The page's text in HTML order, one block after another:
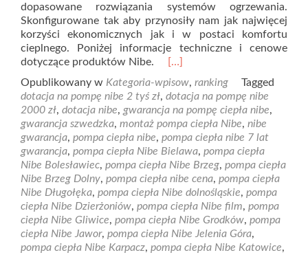
dopasowane rozwiązania systemów ogrzewania.
Skonfigurowane tak aby przynosiły nam jak najwięcej
korzyści ekonomicznych jak i w postaci komfortu
cieplnego. Poniżej informacje techniczne i cenowe
dotyczące produktów Nibe.
Read
about
Pompa
ciepła
Nibe,
modele,typy,
dotacja
szwedzka,
montaż
w
cenie.
[…]
Opublikowany w Kategoria-wpisow, ranking
Tagged
dotacja na pompę nibe 2 tyś zł, dotacja na pompę nibe
2000 zł, dotacja nibe, gwarancja na pompę ciepła nibe,
gwarancja szwedzka, montaż pompa ciepła Nibe, nibe
gwarancja, pompa ciepła nibe, pompa ciepła nibe 7 lat
gwarancja, pompa ciepła Nibe Bielawa, pompa ciepła
Nibe Bolesławiec, pompa ciepła Nibe Brzeg, pompa ciepła
Nibe Brzeg Dolny, pompa ciepła nibe cena, pompa ciepła
Nibe Długołęka, pompa ciepła Nibe dolnośląskie, pompa
ciepła Nibe Dzierżoniów, pompa ciepła Nibe film, pompa
ciepła Nibe Gliwice, pompa ciepła Nibe Grodków, pompa
ciepła Nibe Jawor, pompa ciepła Nibe Jelenia Góra,
pompa ciepła Nibe Karpacz, pompa ciepła Nibe Katowice,